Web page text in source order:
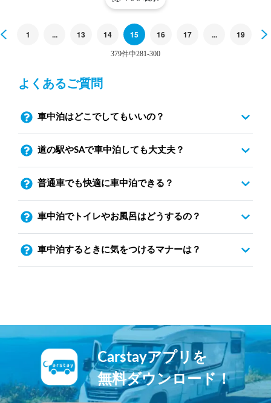
Previous
1 ... 13 14 15 16 17 ... 19
379件中281-300
よくあるご質問
車中泊はどこでしてもいいの？
道の駅やSAで車中泊しても大丈夫？
普通車でも快適に車中泊できる？
車中泊でトイレやお風呂はどうするの？
車中泊するときに気をつけるマナーは？
Carstayアプリを
無料ダウンロード！